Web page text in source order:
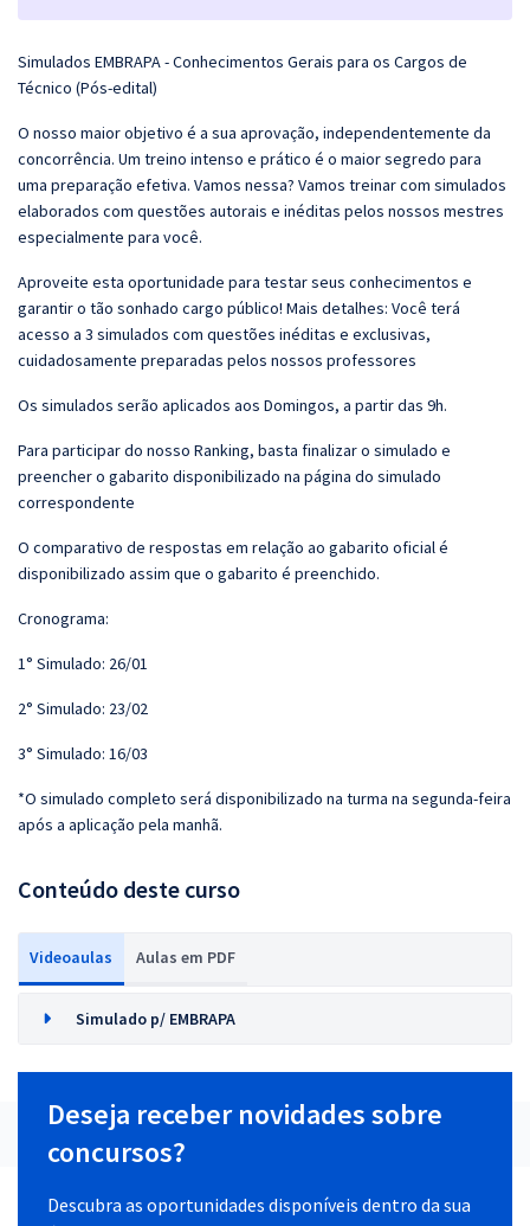
Simulados EMBRAPA - Conhecimentos Gerais para os Cargos de
Técnico (Pós-edital)
O nosso maior objetivo é a sua aprovação, independentemente da
concorrência. Um treino intenso e prático é o maior segredo para
uma preparação efetiva. Vamos nessa? Vamos treinar com simulados
elaborados com questões autorais e inéditas pelos nossos mestres
especialmente para você.
Aproveite esta oportunidade para testar seus conhecimentos e
garantir o tão sonhado cargo público! Mais detalhes: Você terá
acesso a 3 simulados com questões inéditas e exclusivas,
cuidadosamente preparadas pelos nossos professores
Os simulados serão aplicados aos Domingos, a partir das 9h.
Para participar do nosso Ranking, basta finalizar o simulado e
preencher o gabarito disponibilizado na página do simulado
correspondente
O comparativo de respostas em relação ao gabarito oficial é
disponibilizado assim que o gabarito é preenchido.
Cronograma:
1° Simulado: 26/01
2° Simulado: 23/02
3° Simulado: 16/03
*O simulado completo será disponibilizado na turma na segunda-feira
após a aplicação pela manhã.
Conteúdo deste curso
Videoaulas Aulas em PDF
Simulado p/ EMBRAPA
Deseja receber novidades sobre
concursos?
Descubra as oportunidades disponíveis dentro da sua